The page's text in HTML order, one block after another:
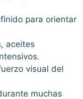
para orientar
aceites
visual del
muchas